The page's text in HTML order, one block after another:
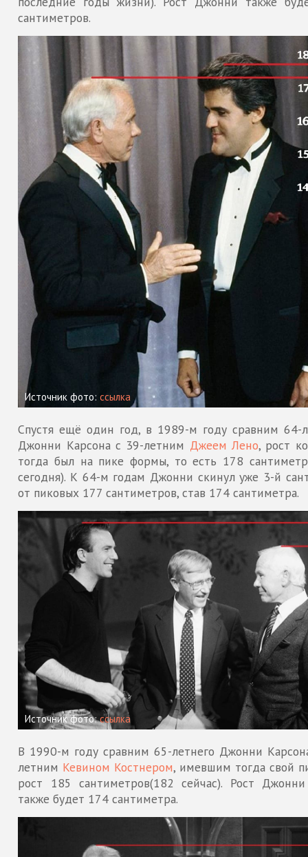
сантиметров.
Источник фото:ссылка
Спустя ещё один год, в 1989-м году сравним 64-
Джонни Карсона с 39-летним Джеем Лено, рост
тогда был на пике формы, то есть 178
сегодня). К 64-м годам Джонни скинул уже 3-й
от пиковых 177 сантиметров, став 174 сантиметра.
Источник фото:ссылка
В 1990-м году сравним 65-летнего Джонни
летним Кевином Костнером, имевшим тогда свой
рост 185 сантиметров(182 сейчас). Рост
также будет 174 сантиметра.